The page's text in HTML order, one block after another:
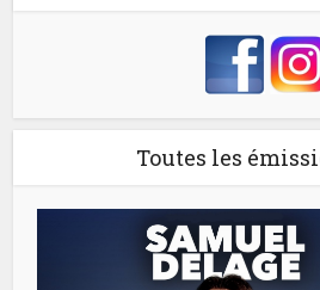
Toutes les